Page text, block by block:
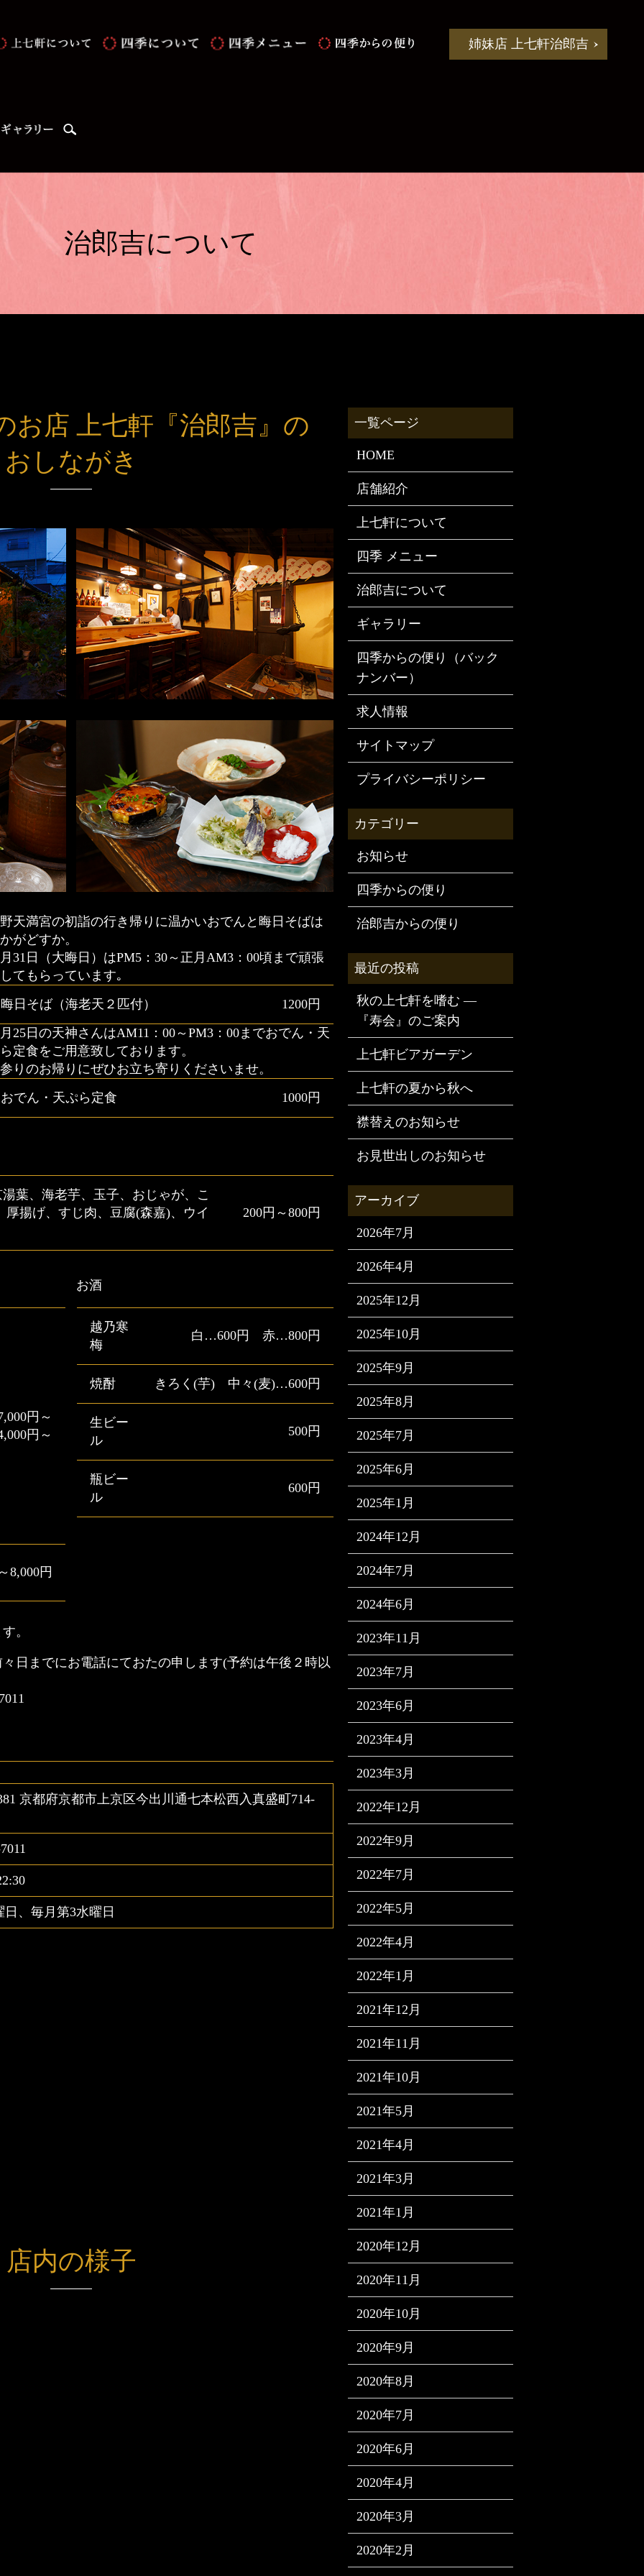
姉妹店 上七軒治郎吉
治郎吉について
お店 上七軒『治郎吉』の
おしながき
天満宮の初詣の行き帰りに温かいおでんと晦日そばは
がどすか。
31日（大晦日）はPM5：30～正月AM3：00頃まで頑張
てもらっています｡
晦日そば（海老天２匹付）
1200円
25日の天神さんはAM11：00～PM3：00までおでん・天
定食をご用意致しております。
りのお帰りにぜひお立ち寄りくださいませ。
おでん・天ぷら定食
1000円
葉、海老芋、玉子、おじゃが、こ
揚げ、すじ肉、豆腐(森嘉)、ウイ
200円～800円
円～
円～
8,000円
お酒
越乃寒
梅
白…600円 赤…800円
焼酎 きろく(芋) 中々(麦)…600円
生ビー
ル
500円
瓶ビー
ル
600円
。
日までにお電話にておたの申します(予約は午後２時以
京都府京都市上京区今出川通七本松西入真盛町714-
日、毎月第3水曜日
店内の様子
HOME
店舗紹介
上七軒について
四季 メニュー
治郎吉について
ギャラリー
四季からの便り（バック
ナンバー）
求人情報
サイトマップ
プライバシーポリシー
お知らせ
四季からの便り
治郎吉からの便り
秋の上七軒を嗜む —
『寿会』のご案内
上七軒ビアガーデン
上七軒の夏から秋へ
襟替えのお知らせ
お見世出しのお知らせ
2026年7月
2026年4月
2025年12月
2025年10月
2025年9月
2025年8月
2025年7月
2025年6月
2025年1月
2024年12月
2024年7月
2024年6月
2023年11月
2023年7月
2023年6月
2023年4月
2023年3月
2022年12月
2022年9月
2022年7月
2022年5月
2022年4月
2022年1月
2021年12月
2021年11月
2021年10月
2021年5月
2021年4月
2021年3月
2021年1月
2020年12月
2020年11月
2020年10月
2020年9月
2020年8月
2020年7月
2020年6月
2020年4月
2020年3月
2020年2月